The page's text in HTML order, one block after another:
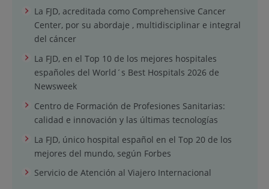
La FJD, acreditada como Comprehensive Cancer
Center, por su abordaje , multidisciplinar e integral
del cáncer
La FJD, en el Top 10 de los mejores hospitales
españoles del World´s Best Hospitals 2026 de
Newsweek
Centro de Formación de Profesiones Sanitarias:
calidad e innovación y las últimas tecnologías
La FJD, único hospital español en el Top 20 de los
mejores del mundo, según Forbes
Servicio de Atención al Viajero Internacional